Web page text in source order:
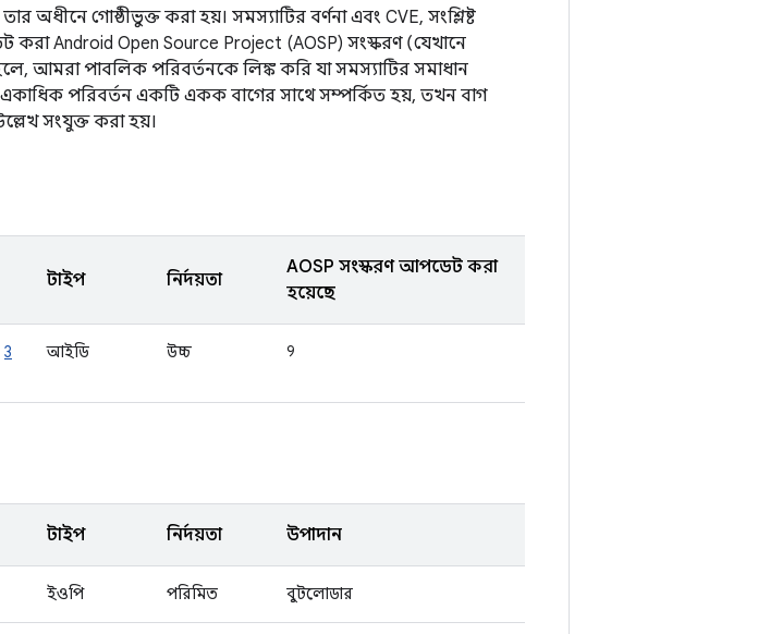
অধীনে গোষ্ঠীভুক্ত করা হয়। সমস্যাটির বর্ণনা এবং CVE, সংশ্লিষ্ট
Android Open Source Project (AOSP) সংস্করণ (যেখানে
আমরা পাবলিক পরিবর্তনকে লিঙ্ক করি যা সমস্যাটির সমাধান
পরিবর্তন একটি একক বাগের সাথে সম্পর্কিত হয়, তখন বাগ
সংযুক্ত করা হয়।
টাইপ নির্দয়তা
AOSP সংস্করণ আপডেট করা
হয়েছে
3
আইডি উচ্চ 9
টাইপ নির্দয়তা উপাদান
ইওপি পরিমিত বুটলোডার